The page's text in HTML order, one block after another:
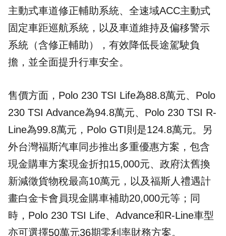
主動式車道修正輔助系統、全速域ACC主動式
固定車距巡航系統，以及車道維持及偏移警示
系統（含修正輔助），有效降低長途駕駛負
擔，並全面提升行車安全。
售價方面，Polo 230 TSI Life為88.8萬元、Polo
230 TSI Advance為94.8萬元、Polo 230 TSI R-
Line為99.8萬元，Polo GTI則是124.8萬元。另
外台灣福斯汽車同步推出多重優惠方案，包含
現金購車方案現金折扣15,000元、政府汰舊換
新減徵貨物稅最高10萬元，以及福斯人禮遇計
畫白金卡會員現金購車補助20,000元等；同
時，Polo 230 TSI Life、Advance和R-Line車型
亦可選擇50萬元36期零利率財務方案。